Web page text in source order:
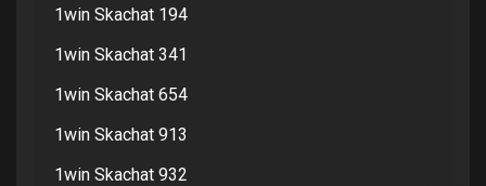
1win Skachat 194
1win Skachat 341
1win Skachat 654
1win Skachat 913
1win Skachat 932